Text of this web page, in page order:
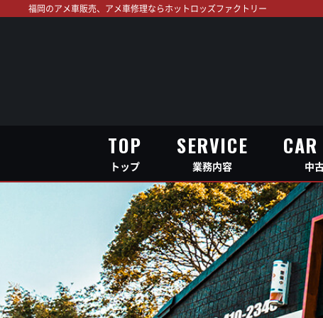
福岡のアメ車販売、アメ車修理ならホットロッズファクトリー
TOP
トップ
SERVICE
業務内容 中
TOP SERVICE